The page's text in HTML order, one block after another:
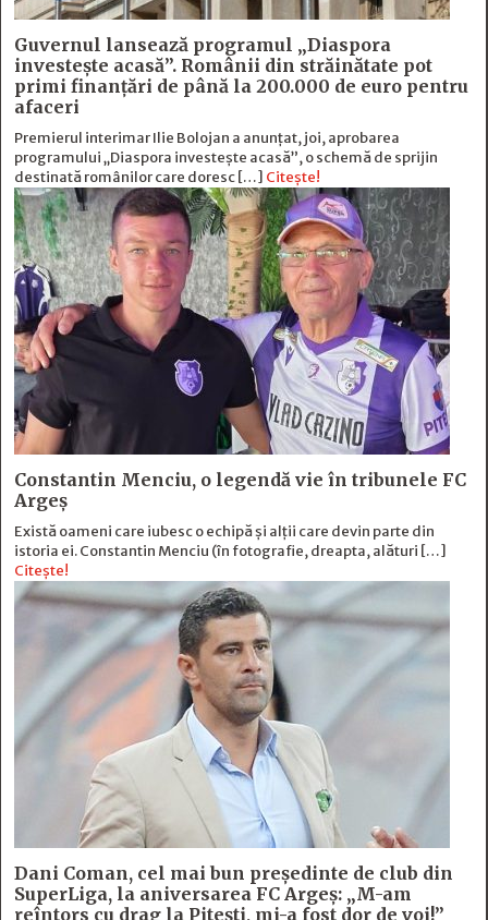
Guvernul lansează programul „Diaspora
investește acasă”. Românii din străinătate pot
primi finanțări de până la 200.000 de euro pentru
afaceri
Premierul interimar Ilie Bolojan a anunțat, joi, aprobarea
programului „Diaspora investește acasă”, o schemă de sprijin
destinată românilor care doresc […] Citește!
Constantin Menciu, o legendă vie în tribunele FC
Argeș
Există oameni care iubesc o echipă și alţii care devin parte din
istoria ei. Constantin Menciu (în fotografie, dreapta, alături […]
Citește!
Dani Coman, cel mai bun preşedinte de club din
SuperLiga, la aniversarea FC Argeş: „M-am
reîntors cu drag la Piteşti, mi-a fost dor de voi!”